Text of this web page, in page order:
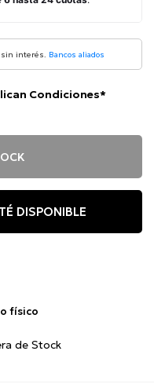
sin interés. Bancos aliados
Condiciones*
DISPONIBLE
físico
de Stock